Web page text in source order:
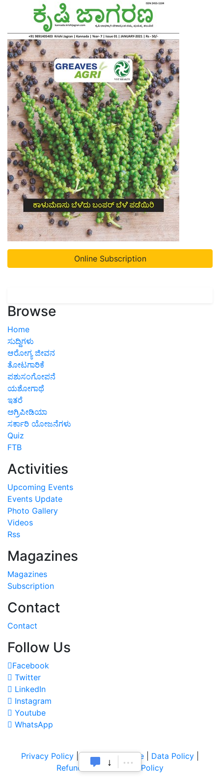
Online Subscription
Browse
Home
ಸುದ್ದಿಗಳು
ಆರೋಗ್ಯ ಜೀವನ
ತೋಟಗಾರಿಕೆ
ಪಶುಸಂಗೋಪನೆ
ಯಶೋಗಾಥೆ
ಇತರೆ
ಅಗ್ರಿಪೀಡಿಯಾ
ಸರ್ಕಾರಿ ಯೋಜನೆಗಳು
Quiz
FTB
Activities
Upcoming Events
Events Update
Photo Gallery
Videos
Rss
Magazines
Magazines
Subscription
Contact
Contact
Follow Us
Facebook
Twitter
LinkedIn
Instagram
Youtube
WhatsApp
Privacy Policy |Terms of Service Data Policy
Refund & Cancellation Policy